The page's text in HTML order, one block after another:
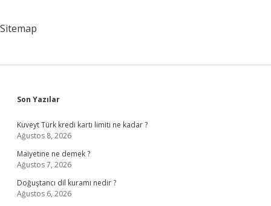
Sitemap
Sidebar
Son Yazılar
Kuveyt Türk kredi kartı limiti ne kadar ?
Ağustos 8, 2026
Maiyetine ne demek ?
Ağustos 7, 2026
Doğuştancı dil kuramı nedir ?
Ağustos 6, 2026